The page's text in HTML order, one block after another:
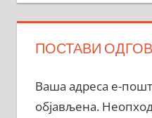
ПОСТАВИ
Ваша адреса е-
објављена.